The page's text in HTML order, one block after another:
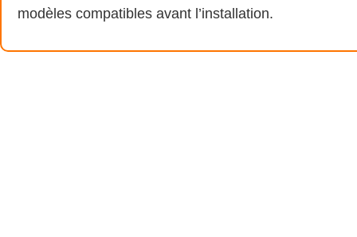
modèles compatibles avant l’installation.